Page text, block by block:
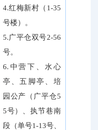
4.红梅新村（1-35
号楼）。
5.广平仓双号2-56
号。
6.中营下、水心
亭、五脚亭、培
园公产（广平仓5
5号）、执节巷南
段（单号1-13号、